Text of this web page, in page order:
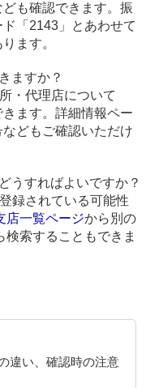
も確認できます。振
「2143」とあわせて
ます。
ますか？
・代理店について
ます。詳細情報ペー
どもご確認いただけ
うすればよいですか？
録されている可能性
店一覧ページから別の
検索することもできま
違い、確認時の注意